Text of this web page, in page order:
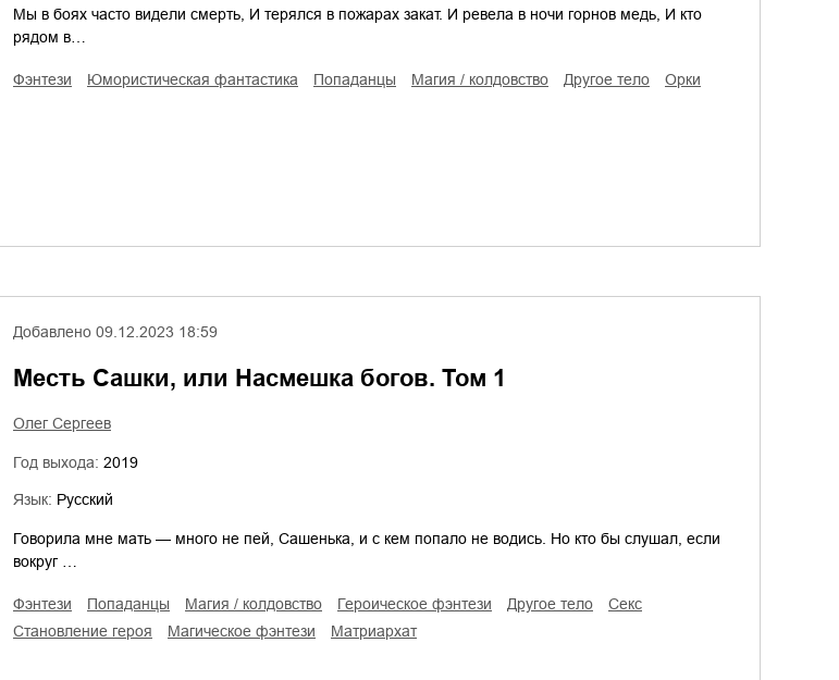
Мы в боях часто видели смерть, И терялся в пожарах закат. И ревела в ночи горнов медь, И кто
рядом в…
фэнтези юмористическая фантастика попаданцы магия / колдовство другое тело орки
Добавлено 09.12.2023 18:59
Месть Сашки, или Насмешка богов. Том 1
Олег Сергеев
Год выхода: 2019
Язык: Русский
Говорила мне мать — много не пей, Сашенька, и с кем попало не водись. Но кто бы слушал, если
вокруг …
фэнтези попаданцы магия / колдовство героическое фэнтези другое тело
секс
становление героя
магическое фэнтези матриархат